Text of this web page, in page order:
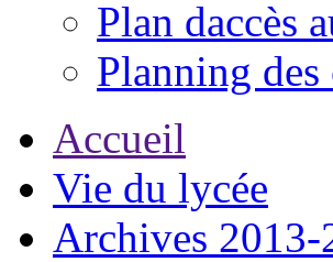
Plan daccès
Planning des
Accueil
Vie du lycée
Archives 2013-